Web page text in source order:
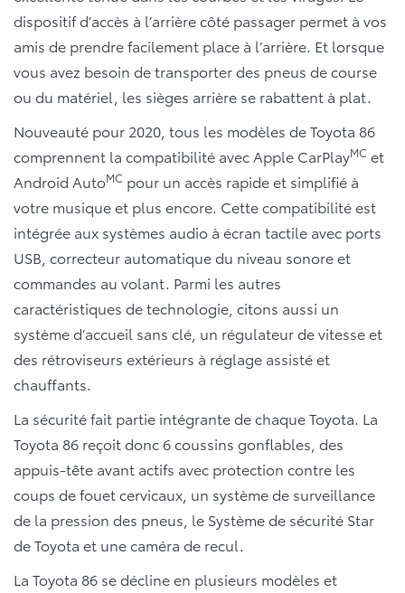
dispositif d’accès à l’arrière côté passager permet à vos
amis de prendre facilement place à l’arrière. Et lorsque
vous avez besoin de transporter des pneus de course
ou du matériel, les sièges arrière se rabattent à plat.
Nouveauté pour 2020, tous les modèles de Toyota 86
comprennent la compatibilité avec Apple CarPlayMC et
Android AutoMC pour un accès rapide et simplifié à
votre musique et plus encore. Cette compatibilité est
intégrée aux systèmes audio à écran tactile avec ports
USB, correcteur automatique du niveau sonore et
commandes au volant. Parmi les autres
caractéristiques de technologie, citons aussi un
système d’accueil sans clé, un régulateur de vitesse et
des rétroviseurs extérieurs à réglage assisté et
chauffants.
La sécurité fait partie intégrante de chaque Toyota. La
Toyota 86 reçoit donc 6 coussins gonflables, des
appuis-tête avant actifs avec protection contre les
coups de fouet cervicaux, un système de surveillance
de la pression des pneus, le Système de sécurité Star
de Toyota et une caméra de recul.
La Toyota 86 se décline en plusieurs modèles et